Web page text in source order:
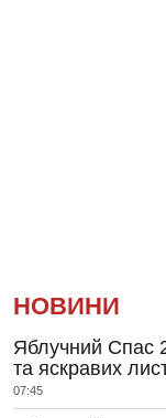
НОВИНИ
Яблучний Спас
та яскравих
07:45